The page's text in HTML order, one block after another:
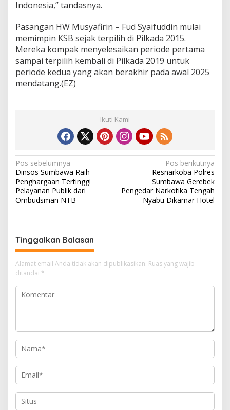
Indonesia,” tandasnya.
Pasangan HW Musyafirin – Fud Syaifuddin mulai
memimpin KSB sejak terpilih di Pilkada 2015.
Mereka kompak menyelesaikan periode pertama
sampai terpilih kembali di Pilkada 2019 untuk
periode kedua yang akan berakhir pada awal 2025
mendatang.(EZ)
Ikuti Kami
N
a
v
i
a
s
i
p
o
Pos sebelumnya
Dinsos Sumbawa Raih
Penghargaan Tertinggi
Pelayanan Publik dari
Ombudsman NTB
Pos berikutnya
Resnarkoba Polres
Sumbawa Gerebek
Pengedar Narkotika Tengah
Nyabu Dikamar Hotel
Tinggalkan Balasan
Alamat email Anda tidak akan dipublikasikan. Ruas yang wajib
ditandai *